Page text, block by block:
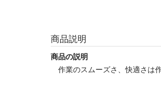
商品説明
商品の説明
作業のスムーズさ、快適さは